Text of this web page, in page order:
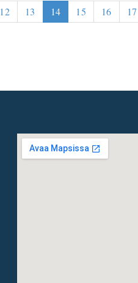
12 13 14 15 16 17